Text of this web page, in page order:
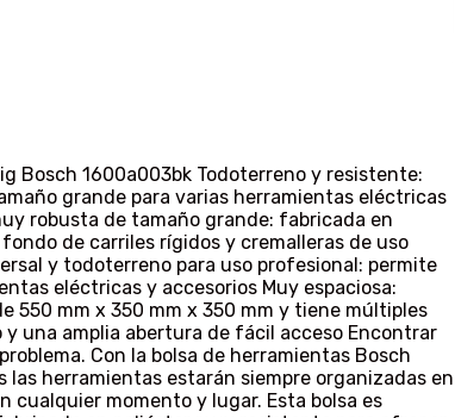
Bosch 1600a003bk Todoterreno y resistente:
grande para varias herramientas eléctricas
robusta de tamaño grande: fabricada en
de carriles rígidos y cremalleras de uso
y todoterreno para uso profesional: permite
eléctricas y accesorios Muy espaciosa:
550 mm x 350 mm x 350 mm y tiene múltiples
y una amplia abertura de fácil acceso Encontrar
Con la bolsa de herramientas Bosch
herramientas estarán siempre organizadas en
cualquier momento y lugar. Esta bolsa es